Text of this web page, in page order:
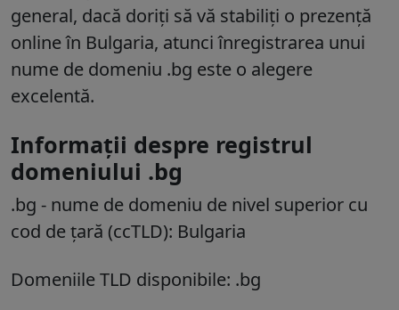
general, dacă doriți să vă stabiliți o prezență
online în Bulgaria, atunci înregistrarea unui
nume de domeniu .bg este o alegere
excelentă.
Informații despre registrul
domeniului .bg
.bg - nume de domeniu de nivel superior cu
cod de țară (ccTLD): Bulgaria
Domeniile TLD disponibile: .bg